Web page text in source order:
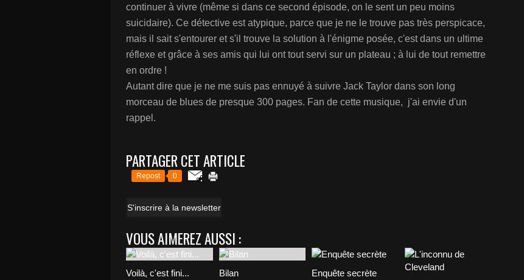
continuer à vivre (même si dans ce second épisode, on le sent un peu moins
suicidaire). Ce détective est atypique, parce que je ne le trouve pas très perspicace,
mais il sait s'entourer et s'il trouve la solution à l'énigme posée, c'est dans un ultime
réflexe et grâce à ses amis qui lui ont tout servi sur un plateau ; à lui de tout remettre
en ordre !
Autant dire que je ne me suis pas ennuyé à suivre Jack Taylor dans son long
morceau de blues de presque 300 pages. Fan de cette musique, j'ai envie d'un
rappel.
PARTAGER CET ARTICLE
Repost 0
S'inscrire à la newsletter
VOUS AIMEREZ AUSSI :
Voilà, c'est fini... Bilan
Enquête secrète